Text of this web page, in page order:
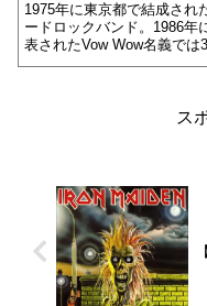
1975年に東京都で結成され
ードロックバンド。1986年
表されたVow Wow名義では
のアルバム[III]の8曲目に収
ス